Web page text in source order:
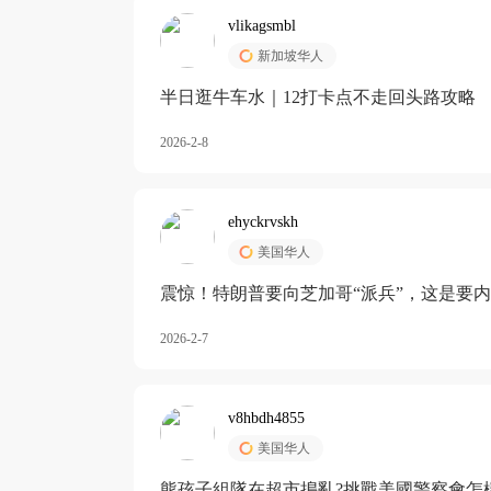
vlikagsmbl
新加坡华人
半日逛牛车水｜12打卡点不走回头路攻略
2026-2-8
ehyckrvskh
美国华人
震惊！特朗普要向芝加哥“派兵”，这是要
2026-2-7
v8hbdh4855
美国华人